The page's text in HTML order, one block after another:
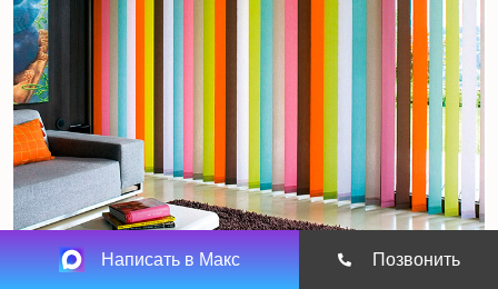
Написать в Макс Позвонить